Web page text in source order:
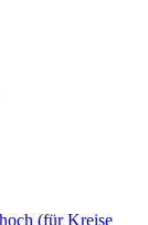
(für Kreise